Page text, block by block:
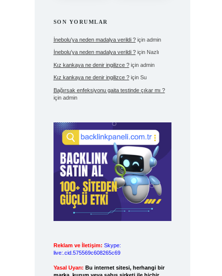
SON YORUMLAR
İnebolu’ya neden madalya verildi ?için admin
İnebolu’ya neden madalya verildi ?için Nazlı
Kız kankaya ne denir ingilizce ?için admin
Kız kankaya ne denir ingilizce ?için Su
Bağırsak enfeksiyonu gaita testinde çıkar mı ?
için admin
Reklam ve İletişim: Skype:
live:.cid.575569c608265c69
Yasal Uyarı: Bu internet sitesi, herhangi bir
marka, kurum veya şahıs şirketi ile hiçbir